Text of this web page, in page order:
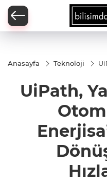
Anasayfa Teknoloji
UiPath,